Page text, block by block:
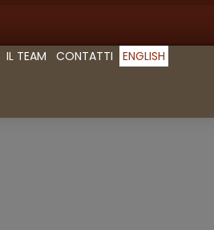
IL TEAM CONTATTI ENGLISH